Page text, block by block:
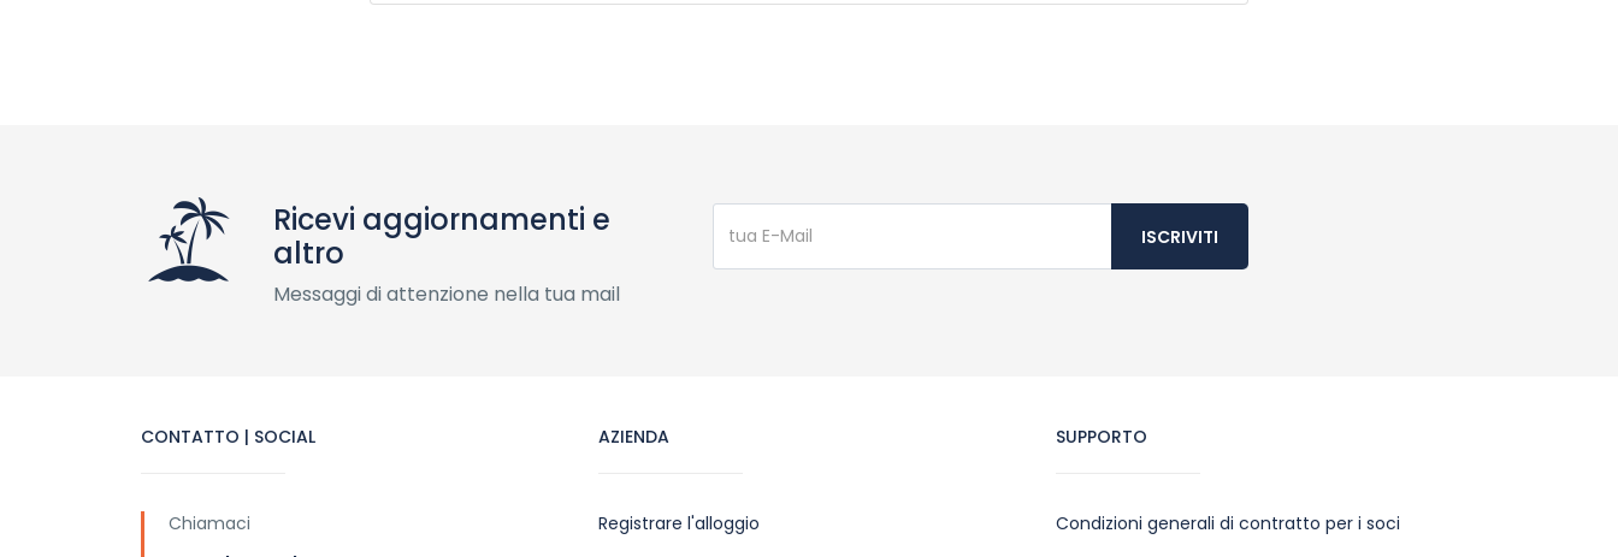
Ricevi aggiornamenti e
altro
Messaggi di attenzione nella tua mail
ISCRIVITI
CONTATTO | SOCIAL
Chiamaci
AZIENDA
Registrare l'alloggio
SUPPORTO
Condizioni generali di contratto per i soci